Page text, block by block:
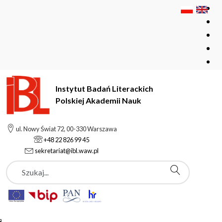
Instytut Badań Literackich
Polskiej Akademii Nauk
ul. Nowy Świat 72, 00-330 Warszawa
+48 22 826 99 45
sekretariat@ibl.waw.pl
Szukaj
Instytut Badań Literackich Polskiej Akademii Nauk
Pracownicy
Troszyński Marek
Troszyński Marek